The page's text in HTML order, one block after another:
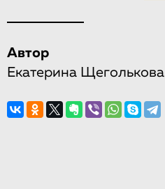
Автор
Екатерина Щеголькова